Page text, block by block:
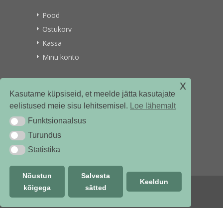
Kasutame küpsiseid, et meelde jätta kasutajate
eelistused meie sisu lehitsemisel. Loe lähemalt
Funktsionaalsus
Funktsionaalsus
TurundusTurundus
StatistikaStatistika
Nõustun
kõigega
Salvesta
sätted
Keeldun
x
Pood
Ostukorv
Kassa
Minu konto
VITAMIINIKULLER.EE
© vitamiinikuller.ee 2018